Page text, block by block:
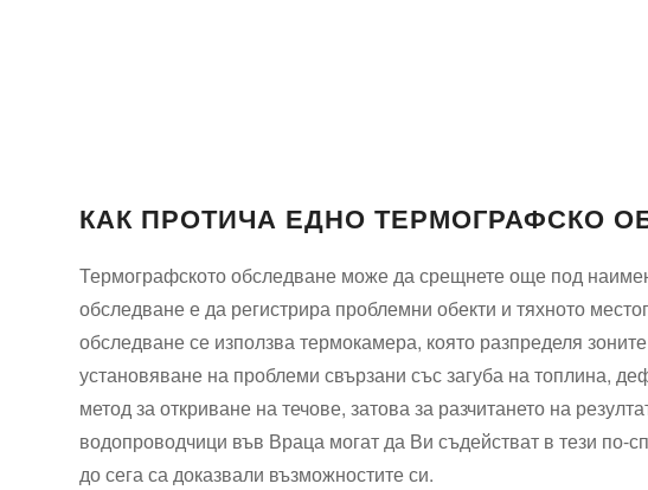
КАК ПРОТИЧА ЕДНО ТЕРМОГРАФСКО
Термографското обследване може да срещнете още под
обследване е да регистрира проблемни обекти и тяхното
обследване се използва термокамера, която разпределя
установяване на проблеми свързани със загуба на топлина,
метод за откриване на течове, затова за разчитането на
водопроводчици във Враца могат да Ви съдействат в тези по-
до сега са доказвали възможностите си.